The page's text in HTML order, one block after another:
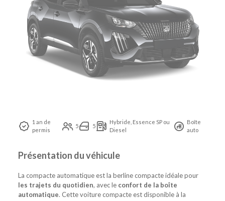
1 an de
permis
5 5
Hybride, Essence SP ou
Diesel
Boîte
auto
Présentation du véhicule
La compacte automatique est la berline compacte idéale pour
les trajets du quotidien, avec le confort de la boîte
automatique. Cette voiture compacte est disponible à la